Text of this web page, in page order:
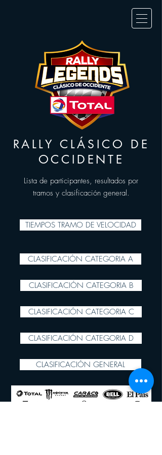
RALLY CLÁSICO DE
OCCIDENTE
Lista de participantes, resultados por
tramos y clasificación general.
TIEMPOS TRAMO DE VELOCIDAD
CLASIFICACIÓN CATEGORIA A
CLASIFICACIÓN CATEGORIA B
CLASIFICACIÓN CATEGORIA C
CLASIFICACIÓN CATEGORIA D
CLASIFICACIÓN GENERAL